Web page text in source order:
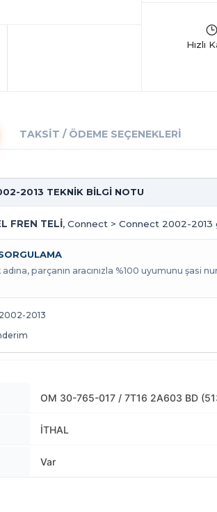
TAKSIT / ÖDEME SEÇENEKLERI
2013 TEKNİK BİLGİ NOTU
FREN TELİ, Connect > Connect 2002-
parçanın aracınızla %100 uyumunu şasi
2013
OM 30-765-017 / 7T16 2A603 BD
İTHAL
Var